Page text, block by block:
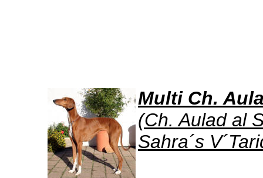
Multi Ch.
(Ch. Aulad al
Sahra´s